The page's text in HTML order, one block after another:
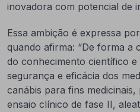
inovadora com potencial de
Essa ambição é expressa
quando afirma: “De forma a
do conhecimento científico e
segurança e eficácia dos
canábis para fins
ensaio clínico de fase II,